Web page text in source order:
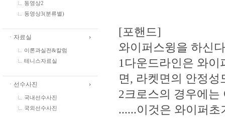
동영상2
동영상3(분류별)
ㆍ자료실
이론과실전&칼럼
테니스자료실
ㆍ선수사진
국내선수사진
국외선수사진
[포핸드]
와이퍼스윙을 하신
1다운드라인은 와
면, 라켓면의 안정
2크로스의 경우에는
......이것은 와이퍼